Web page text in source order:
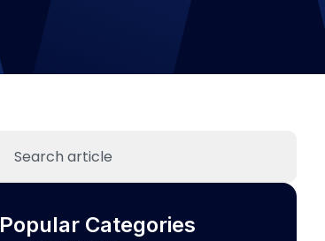
Popular Categories